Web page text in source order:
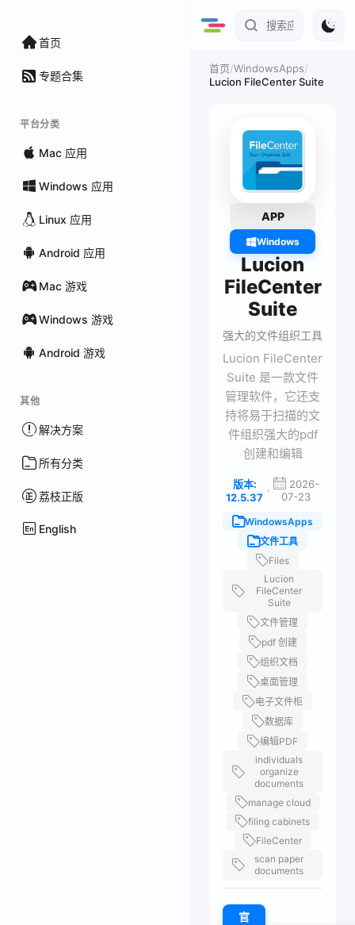
首页
专题合集
平台分类
Mac 应用
Windows 应用
Linux 应用
Android 应用
Mac 游戏
Windows 游戏
Android 游戏
其他
解决方案
所有分类
荔枝正版
English
首页/WindowsApps/
Lucion FileCenter Suite
APP
Windows
Lucion
FileCenter
Suite
强大的文件组织工具
Lucion FileCenter
Suite 是一款文件
管理软件，它还支
持将易于扫描的文
件组织强大的pdf
创建和编辑
版本:
12.5.37
·
2026-
07-23
WindowsApps
文件工具
Files
Lucion
FileCenter
Suite
文件管理
pdf 创建
组织文档
桌面管理
电子文件柜
数据库
编辑PDF
individuals
organize
documents
manage cloud
filing cabinets
FileCenter
scan paper
documents
官